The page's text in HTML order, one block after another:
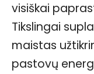
visiškai
Tikslingai
maistas
pastovų